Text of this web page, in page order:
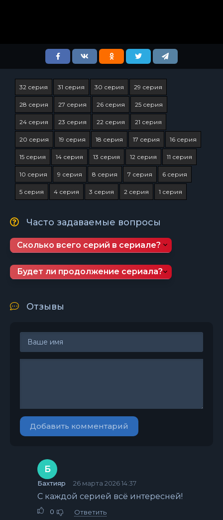
32 серия 31 серия 30 серия 29 серия
28 серия 27 серия 26 серия 25 серия
24 серия 23 серия 22 серия 21 серия
20 серия 19 серия 18 серия 17 серия 16 серия
15 серия 14 серия 13 серия 12 серия 11 серия
10 серия 9 серия 8 серия 7 серия 6 серия
5 серия 4 серия 3 серия 2 серия 1 серия
Часто задаваемые вопросы
Сколько всего серий в сериале?
Будет ли продолжение сериала?
Отзывы
Добавить комментарий
Б
Бахтияр 26 марта 2026 14:37
С каждой серией всё интересней!
0 Ответить